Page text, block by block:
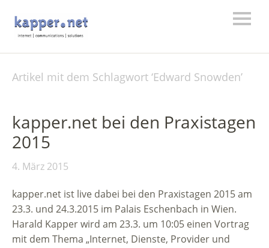
Artikel mit dem Schlagwort ‘Edward Snowden’
kapper.net bei den Praxistagen
2015
4. März 2015
kapper.net ist live dabei bei den Praxistagen 2015 am
23.3. und 24.3.2015 im Palais Eschenbach in Wien.
Harald Kapper wird am 23.3. um 10:05 einen Vortrag
mit dem Thema „Internet, Dienste, Provider und